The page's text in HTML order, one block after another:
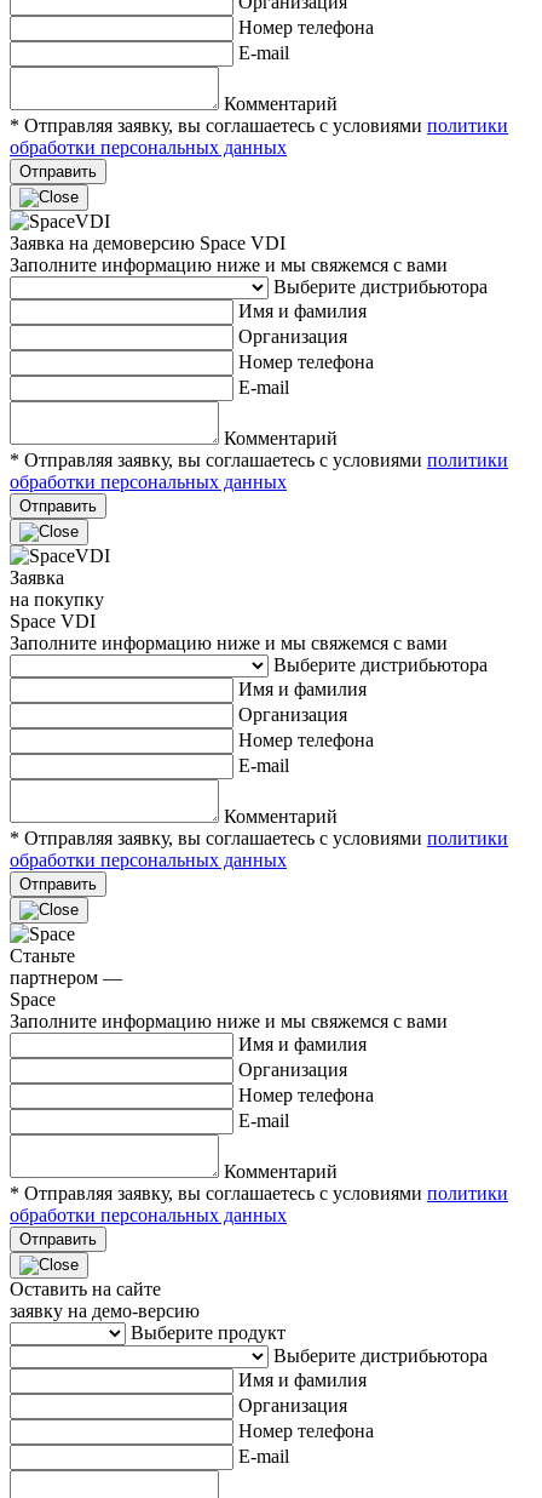
Номер телефона
E-mail
Комментарий
* Отправляя заявку, вы соглашаетесь с условиями политики
обработки персональных данных
Отправить
Заявка на демоверсию Space VDI
Заполните информацию ниже и мы свяжемся с вами
Выберите дистрибьютора
Имя и фамилия
Организация
Номер телефона
E-mail
Комментарий
* Отправляя заявку, вы соглашаетесь с условиями политики
обработки персональных данных
Отправить
Заявка
на покупку
Space VDI
Заполните информацию ниже и мы свяжемся с вами
Выберите дистрибьютора
Имя и фамилия
Организация
Номер телефона
E-mail
Комментарий
* Отправляя заявку, вы соглашаетесь с условиями политики
обработки персональных данных
Отправить
Станьте
партнером —
Space
Заполните информацию ниже и мы свяжемся с вами
Имя и фамилия
Организация
Номер телефона
E-mail
Комментарий
* Отправляя заявку, вы соглашаетесь с условиями политики
обработки персональных данных
Отправить
Оставить на сайте
заявку на демо-версию
Выберите продукт
Выберите дистрибьютора
Имя и фамилия
Организация
Номер телефона
E-mail